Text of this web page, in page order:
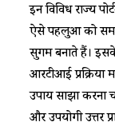
​​इन विविध राज्य
ऐसे पहलुओं को
सुगम बनाते हैं।
आरटीआई
उपाय साझा
और उपयोगी उत्तर